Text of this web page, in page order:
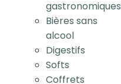
gastronomiques
Bières sans
alcool
Digestifs
Softs
Coffrets